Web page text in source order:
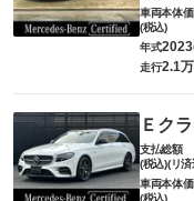
車両本体
(税込)
年式
走行2.1
Ｅク
支払総額
(税込)(リ済
車両本体
(税込)